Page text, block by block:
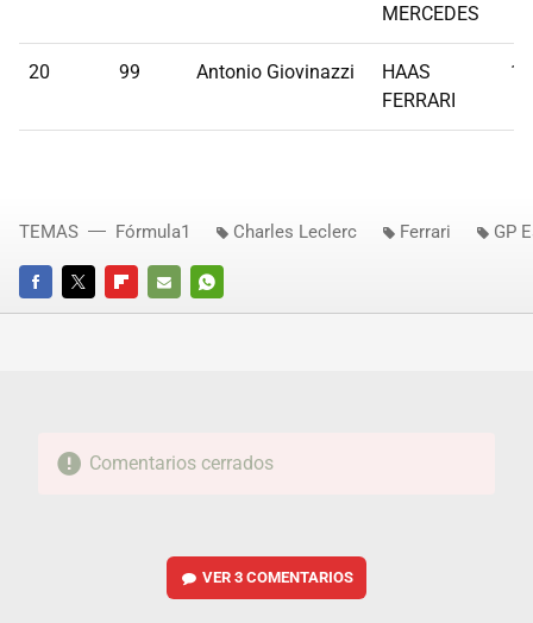
MERCEDES
20 99 Antonio Giovinazzi
HAAS
FERRARI
FACEBOOKTWITTERFLIPBOARD
E-
WHATSAPP
TEMAS Fórmula1 Charles Leclerc Ferrari GP
Comentarios cerrados
VER3 COMENTARIOS